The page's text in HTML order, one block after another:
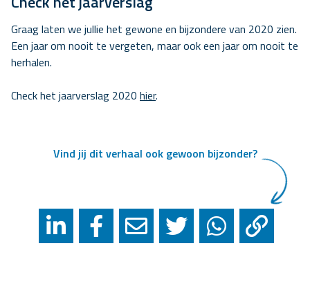
Graag laten we jullie het gewone en bijzondere van 2020 zien.
Een jaar om nooit te vergeten, maar ook een jaar om nooit te
herhalen.
Check het jaarverslag 2020 hier.
Vind jij dit verhaal ook gewoon bijzonder?